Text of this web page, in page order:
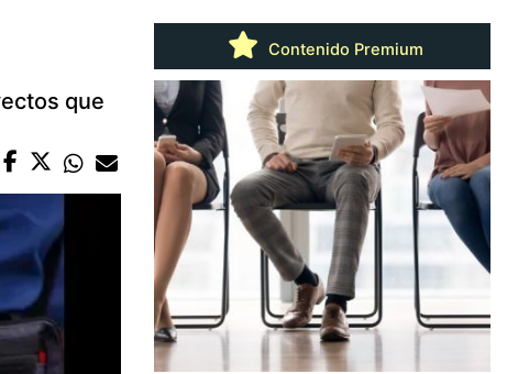
que
Contenido Premium